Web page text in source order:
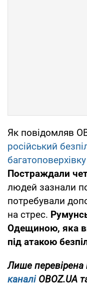
Як повідомляв
російський
Постраждали
людей зазнали
потребували
на стрес.
Одещиною, яка
під атакою
Лише перевірена
каналіOBOZ.UA